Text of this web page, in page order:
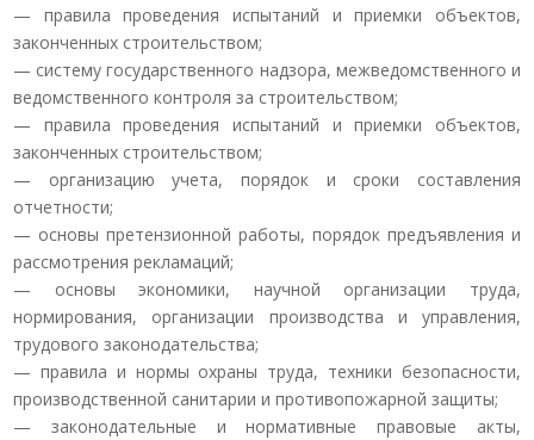
— правила проведения испытаний и приемки объектов,
законченных строительством;
— систему государственного надзора, межведомственного и
ведомственного контроля за строительством;
— правила проведения испытаний и приемки объектов,
законченных строительством;
— организацию учета, порядок и сроки составления
отчетности;
— основы претензионной работы, порядок предъявления и
рассмотрения рекламаций;
— основы экономики, научной организации труда,
нормирования, организации производства и управления,
трудового законодательства;
— правила и нормы охраны труда, техники безопасности,
производственной санитарии и противопожарной защиты;
— законодательные и нормативные правовые акты,